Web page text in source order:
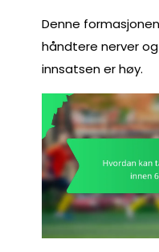
Denne
håndtere nerver
innsatsen er høy.